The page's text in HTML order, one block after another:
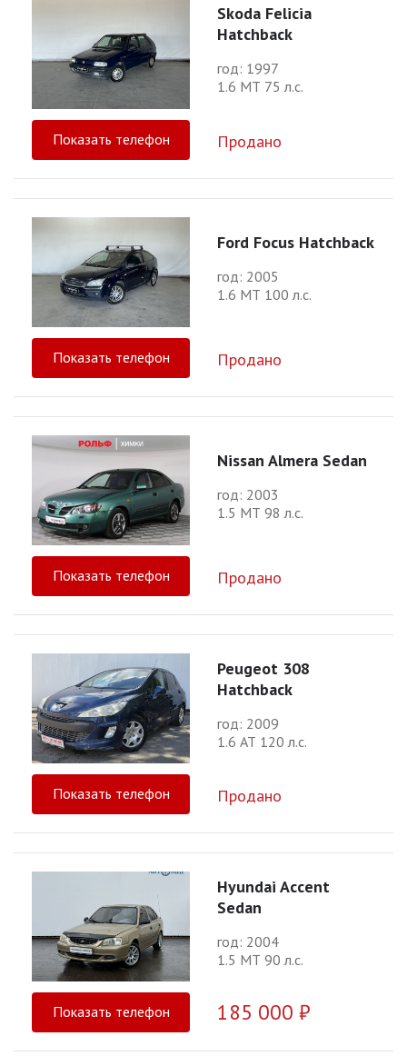
Skoda Felicia
Hatchback
год: 1997
1.6 МТ 75 л.с.
Показать телефон Продано
Ford Focus Hatchback
год: 2005
1.6 МТ 100 л.с.
Показать телефон Продано
Nissan Almera Sedan
год: 2003
1.5 МТ 98 л.с.
Показать телефон Продано
Peugeot 308
Hatchback
год: 2009
1.6 АТ 120 л.с.
Показать телефон Продано
Hyundai Accent
Sedan
год: 2004
1.5 МТ 90 л.с.
Показать телефон 185 000 ₽